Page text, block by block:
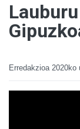
Erredakzioa 2020ko